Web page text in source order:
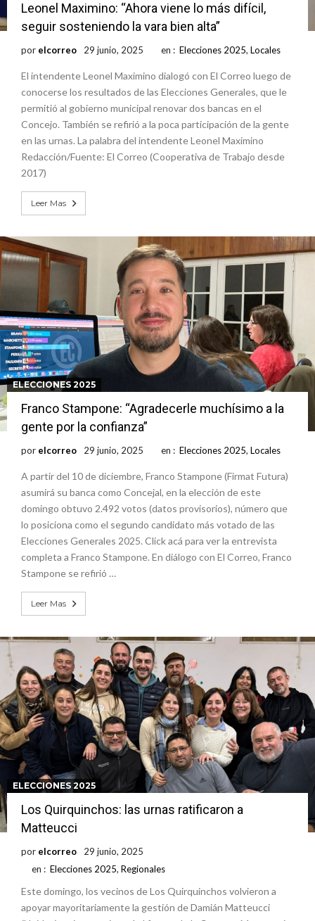
Leonel Maximino: “Ahora viene lo más difícil,
seguir sosteniendo la vara bien alta”
por elcorreo 29 junio, 2025 en : Elecciones 2025, Locales
El intendente Leonel Maximino dialogó con El Correo luego de
conocerse los resultados de las Elecciones Generales, que le
permitió al gobierno municipal renovar dos bancas en el
Concejo. También se refirió a la poca participación de la gente
en las urnas. La palabra del intendente Leonel Maximino
Redacción/Fuente: El Correo (Cooperativa de Trabajo desde
2017)
Leer Mas
ELECCIONES 2025
Franco Stampone: “Agradecerle muchísimo a la
gente por la confianza”
por elcorreo 29 junio, 2025 en : Elecciones 2025, Locales
A partir del 10 de diciembre, Franco Stampone (Firmat Futura)
asumirá su banca como Concejal, en la elección de este
domingo obtuvo 2.492 votos (datos provisorios), número que
lo posiciona como el segundo candidato más votado de las
Elecciones Generales 2025. Click acá para ver la entrevista
completa a Franco Stampone. En diálogo con El Correo, Franco
Stampone se refirió …
Leer Mas
ELECCIONES 2025
Los Quirquinchos: las urnas ratificaron a
Matteucci
por elcorreo
29 junio, 2025
en : Elecciones 2025, Regionales
Este domingo, los vecinos de Los Quirquinchos volvieron a
apoyar mayoritariamente la gestión de Damián Matteucci